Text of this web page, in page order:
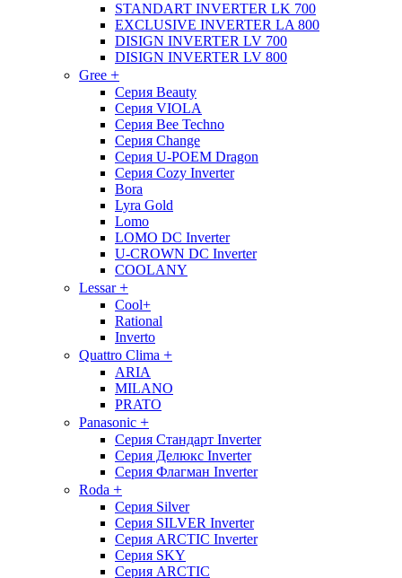
STANDART INVERTER LK 700
EXCLUSIVE INVERTER LA 800
DISIGN INVERTER LV 700
DISIGN INVERTER LV 800
Gree +
Серия Beauty
Серия VIOLA
Серия Bee Techno
Серия Change
Серия U-POEM Dragon
Серия Cozy Inverter
Bora
Lyra Gold
Lomo
LOMO DC Inverter
U-CROWN DC Inverter
COOLANY
Lessar+
Cool+
Rational
Inverto
Quattro Clima +
ARIA
MILANO
PRATO
Panasonic +
Серия Стандарт Inverter
Серия Делюкс Inverter
Серия Флагман Inverter
Roda +
Серия Silver
Серия SILVER Inverter
Серия ARCTIC Inverter
Серия SKY
Серия ARCTIC